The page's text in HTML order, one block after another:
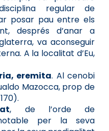
regular de
posar pau entre els
després d’anar a
va aconseguir
A la localitat d’Eu,
eremita. Al cenobi
Mazocca, prop de
, de l’orde de
per la seva